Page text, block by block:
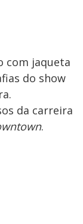
com jaqueta
do show
da carreira
.